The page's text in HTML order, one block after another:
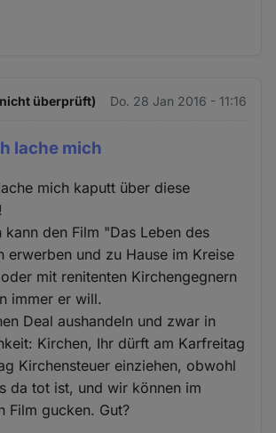
überprüft) Do. 28 Jan 2016 - 11:16
lache mich
mich kaputt über diese
kann den Film "Das Leben des
erwerben und zu Hause im Kreise
mit renitenten Kirchengegnern
immer er will.
Deal aushandeln und zwar in
Kirchen, Ihr dürft am Karfreitag
Kirchensteuer einziehen, obwohl
da tot ist, und wir können im
Film gucken. Gut?